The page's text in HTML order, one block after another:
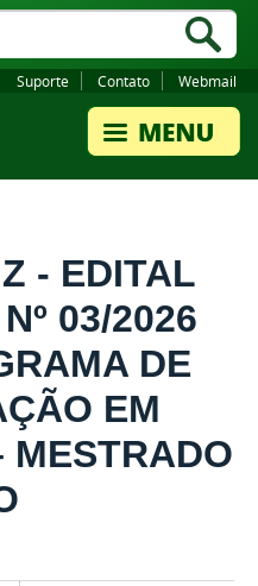
Suporte Contato Webmail
- EDITAL
03/2026
DE
EM
MESTRADO